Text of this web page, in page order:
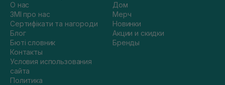
О нас
ЗМІ про нас
Сертифікати та нагороди
Блог
Бюті словник
Контакты
Условия использования
сайта
Политика
Дом
Мерч
Новинки
Акции и скидки
Бренды